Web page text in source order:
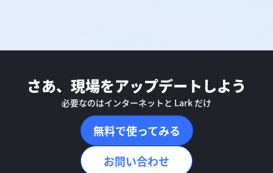
さあ、現場をアップデートしよう
必要なのはインターネットと Lark だけ
無料で使ってみる
お問い合わせ